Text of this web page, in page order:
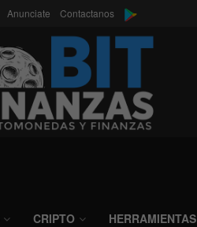
Anunciate Contactanos
CRIPTO HERRAMIENTAS